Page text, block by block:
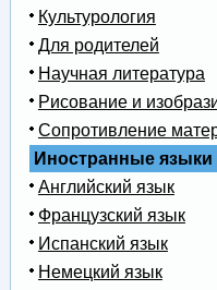
Культурология
Для родителей
Научная литература
Рисование и
Сопротивление
Иностранные языки
Английский язык
Французский язык
Испанский язык
Немецкий язык